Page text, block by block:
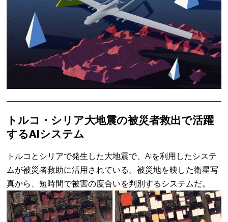
トルコ・シリア大地震の被災者救出で活躍
するAIシステム
トルコとシリアで発生した大地震で、AIを利用したシステ
ムが被災者救助に活用されている。被災地を映した衛星写
真から、短時間で被害の度合いを判別するシステムだ。